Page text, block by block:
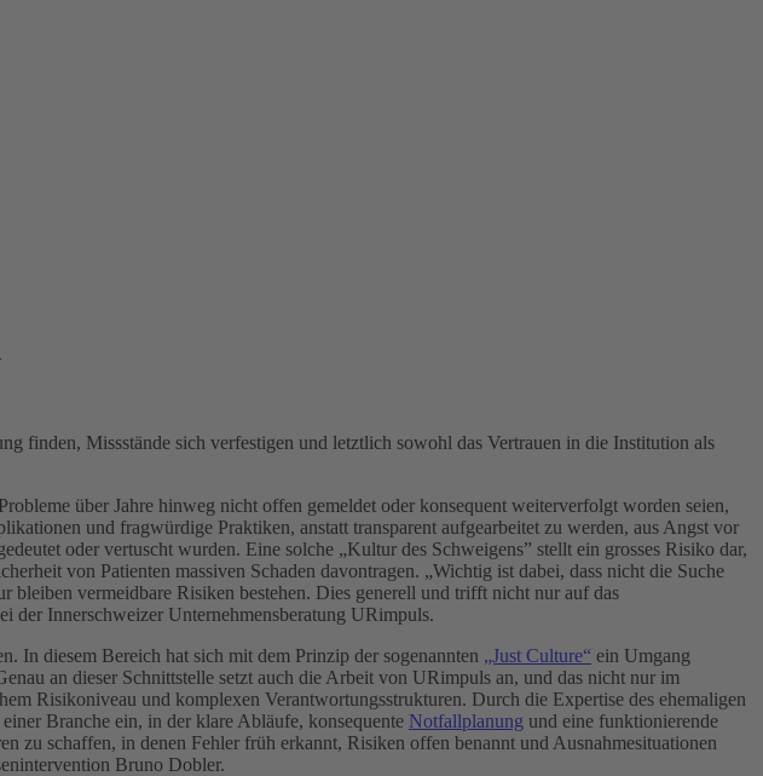
finden, Missstände sich verfestigen und letztlich sowohl das Vertrauen in die Institution als
über Jahre hinweg nicht offen gemeldet oder konsequent weiterverfolgt worden seien,
und fragwürdige Praktiken, anstatt transparent aufgearbeitet zu werden, aus Angst vor
oder vertuscht wurden. Eine solche „Kultur des Schweigens” stellt ein grosses Risiko dar,
von Patienten massiven Schaden davontragen. „Wichtig ist dabei, dass nicht die Suche
bleiben vermeidbare Risiken bestehen. Dies generell und trifft nicht nur auf das
der Innerschweizer Unternehmensberatung URimpuls.
In diesem Bereich hat sich mit dem Prinzip der sogenannten „Just Culture“ ein Umgang
an dieser Schnittstelle setzt auch die Arbeit von URimpuls an, und das nicht nur im
Risikoniveau und komplexen Verantwortungsstrukturen. Durch die Expertise des ehemaligen
Branche ein, in der klare Abläufe, konsequente Notfallplanung und eine funktionierende
zu schaffen, in denen Fehler früh erkannt, Risiken offen benannt und Ausnahmesituationen
Bruno Dobler.